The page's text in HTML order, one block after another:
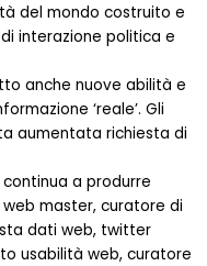
del mondo costruito e
interazione politica e
anche nuove abilità e
‘reale’. Gli
aumentata richiesta di
a produrre
master, curatore di
dati web, twitter
usabilità web, curatore